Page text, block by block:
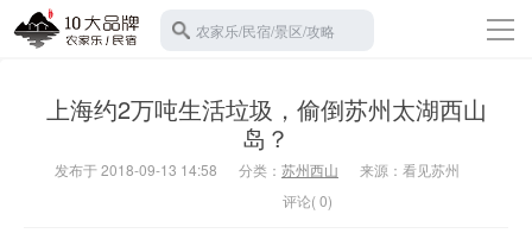
苏州西山
农家乐/民宿/景区/攻略
导
10大农家乐
10大民宿
上海约2万吨生活垃圾，偷倒苏州太湖西山
岛？
发布于 2018-09-13 14:58 分类： 苏州西山
来源：看见苏州
评论( 0)